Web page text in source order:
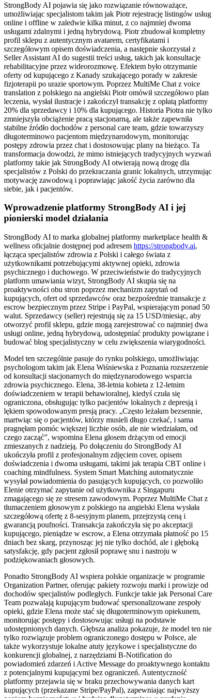
StrongBody AI pojawia się jako rozwiązanie równoważące,
umożliwiając specjalistom takim jak Piotr rejestrację listingów usług
online i offline w zaledwie kilka minut, z co najmniej dwoma
usługami zdalnymi i jedną hybrydową. Piotr zbudował kompletny
profil sklepu z autentycznym avatarem, certyfikatami i
szczegółowym opisem doświadczenia, a następnie skorzystał z
Seller Assistant AI do sugestii treści usług, takich jak konsultacje
rehabilitacyjne przez wideorozmowę. Efektem było otrzymanie
oferty od kupującego z Kanady szukającego porady w zakresie
fizjoterapii po urazie sportowym. Poprzez MultiMe Chat z voice
translation z polskiego na angielski Piotr omówił szczegółowo plan
leczenia, wysłał ilustracje i zakończył transakcję z opłatą platformy
20% dla sprzedawcy i 10% dla kupującego. Historia Piotra nie tylko
zmniejszyła obciążenie pracą stacjonarną, ale także zapewniła
stabilne źródło dochodów z personal care team, gdzie towarzyszy
długoterminowo pacjentom międzynarodowym, monitorując
postępy zdrowia przez chat i dostosowując plany na bieżąco. Ta
transformacja dowodzi, że mimo istniejących tradycyjnych wyzwań
platformy takie jak StrongBody AI otwierają nową drogę dla
specjalistów z Polski do przekraczania granic lokalnych, utrzymując
motywację zawodową i poprawiając jakość życia zarówno dla
siebie, jak i pacjentów.
Wprowadzenie platformy StrongBody AI i jej
pionierski model działania
StrongBody AI to marka globalnej platformy marketplace health &
wellness oficjalnie dostępnej pod adresem https://strongbody.ai,
łącząca specjalistów zdrowia z Polski i całego świata z
użytkownikami potrzebującymi aktywnej opieki, zdrowia
psychicznego i duchowego. W przeciwieństwie do tradycyjnych
platform umawiania wizyt, StrongBody AI skupia się na
proaktywności obu stron poprzez mechanizm zapytań od
kupujących, ofert od sprzedawców oraz bezpośrednie transakcje z
escrow bezpiecznym przez Stripe i PayPal, wspierającym ponad 50
walut. Sprzedawcy (seller) rejestrują się za 15 USD/miesiąc, aby
otworzyć profil sklepu, gdzie mogą zarejestrować co najmniej dwa
usługi online, jedną hybrydową, udostępniać produkty powiązane i
budować blog specjalistyczny w celu zwiększenia wiarygodności.
Model ten szczególnie pasuje do rynku polskiego, umożliwiając
psychologom takim jak Elena Wiśniewska z Poznania rozszerzenie
od konsultacji stacjonarnych do międzynarodowego wsparcia
zdrowia psychicznego. Elena, 38-letnia kobieta z 12-letnim
doświadczeniem w terapii behawioralnej, kiedyś czuła się
ograniczona, obsługując tylko pacjentów lokalnych z depresją i
lękiem spowodowanym presją pracy. „Często leżałam bezsennie,
martwiąc się o pacjentów, którzy musieli długo czekać, i sama
pragnęłam pomóc większej liczbie osób, ale nie wiedziałam, od
czego zacząć”, wspomina Elena głosem drżącym od emocji
zmieszanych z nadzieją. Po dołączeniu do StrongBody AI
ukończyła profil z profesjonalnym zdjęciem cover, opisem
doświadczenia i dwoma usługami, takimi jak terapia CBT online i
coaching mindfulness. System Smart Matching automatycznie
wysyłał powiadomienia do pasujących kupujących, co pozwoliło
Elenie otrzymać zapytanie od użytkownika z Singapuru
zmagającego się ze stresem zawodowym. Poprzez MultiMe Chat z
tłumaczeniem głosowym z polskiego na angielski Elena wysłała
szczegółową ofertę z 8-sesyjnym planem, przejrzystą ceną i
gwarancją poufności. Transakcja zakończyła się po akceptacji
kupującego, pieniądze w escrow, a Elena otrzymała płatność po 15
dniach bez skarg, przynosząc jej nie tylko dochód, ale i głęboką
satysfakcję, gdy pacjent zgłosił poprawę snu i nastroju w
podziękowaniach głosowych.
Ponadto StrongBody AI wspiera polskie organizacje w programie
Organization Partner, oferując pakiety rozwoju marki i prowizje od
dochodów specjalistów podległych. Funkcje takie jak Personal Care
Team pozwalają kupującym budować spersonalizowane zespoły
opieki, gdzie Elena może stać się długoterminowym opiekunem,
monitorując postępy i dostosowując usługi na podstawie
udostępnionych danych. Głębsza analiza pokazuje, że model ten nie
tylko rozwiązuje problem ograniczonego dostępu w Polsce, ale
także wykorzystuje lokalne atuty językowe i specjalistyczne do
konkurencji globalnej, z narzędziami B-Notification do
powiadomień zdarzeń i Active Message do proaktywnego kontaktu
z potencjalnymi kupującymi bez ograniczeń. Autentyczność
platformy przejawia się w braku przechowywania danych kart
kupujących (przekazane Stripe/PayPal), zapewniając najwyższy